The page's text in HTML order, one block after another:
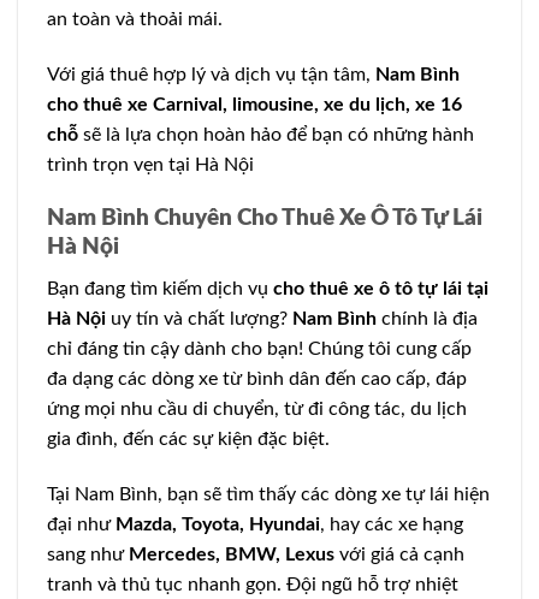
an toàn và thoải mái.
Với giá thuê hợp lý và dịch vụ tận tâm, Nam Bình
cho thuê xe Carnival, limousine, xe du lịch, xe 16
chỗ sẽ là lựa chọn hoàn hảo để bạn có những hành
trình trọn vẹn tại Hà Nội
Nam Bình Chuyên Cho Thuê Xe Ô Tô Tự Lái
Hà Nội
Bạn đang tìm kiếm dịch vụ cho thuê xe ô tô tự lái tại
Hà Nội uy tín và chất lượng? Nam Bình chính là địa
chỉ đáng tin cậy dành cho bạn! Chúng tôi cung cấp
đa dạng các dòng xe từ bình dân đến cao cấp, đáp
ứng mọi nhu cầu di chuyển, từ đi công tác, du lịch
gia đình, đến các sự kiện đặc biệt.
Tại Nam Bình, bạn sẽ tìm thấy các dòng xe tự lái hiện
đại như Mazda, Toyota, Hyundai, hay các xe hạng
sang như Mercedes, BMW, Lexus với giá cả cạnh
tranh và thủ tục nhanh gọn. Đội ngũ hỗ trợ nhiệt